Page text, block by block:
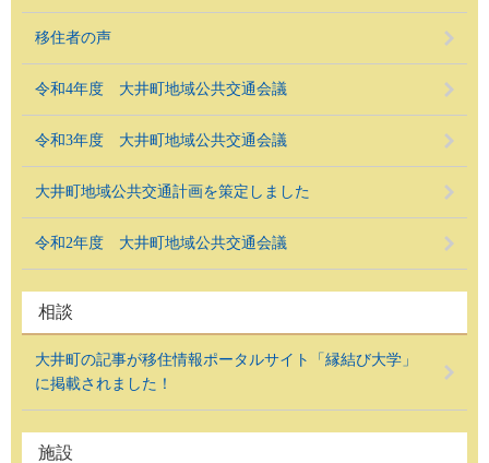
移住者の声
令和4年度 大井町地域公共交通会議
令和3年度 大井町地域公共交通会議
大井町地域公共交通計画を策定しました
令和2年度 大井町地域公共交通会議
相談
大井町の記事が移住情報ポータルサイト「縁結び大学」
に掲載されました！
施設